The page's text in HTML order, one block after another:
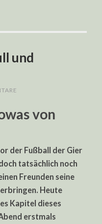
und
von
der Fußball der Gier
tatsächlich noch
Freunden seine
Heute
Kapitel dieses
erstmals